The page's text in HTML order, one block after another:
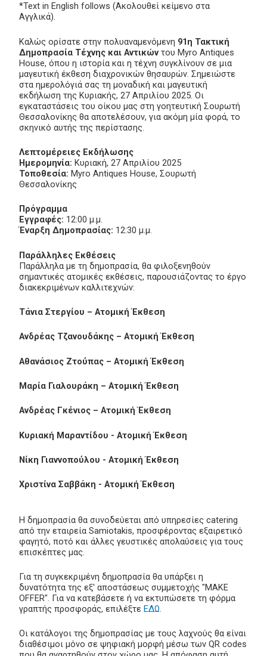
*Text in English follows (Ακολουθεί κείμενο στα
Αγγλικά).
Καλώς ορίσατε στην πολυαναμενόμενη 91η Τακτική
Δημοπρασία Τέχνης και Αντικών του Myro Antiques
House, όπου η ιστορία και η τέχνη συγκλίνουν σε μια
μαγευτική έκθεση διαχρονικών θησαυρών. Σημειώστε
στα ημερολόγιά σας τη μοναδική και μαγευτική
εκδήλωση της Κυριακής, 27 Απριλίου 2025. Οι
εγκαταστάσεις του οίκου μας στη γοητευτική Σουρωτή
Θεσσαλονίκης θα αποτελέσουν, για ακόμη μία φορά, το
σκηνικό αυτής της περίστασης.
Λεπτομέρειες Εκδήλωσης
Ημερομηνία: Κυριακή, 27 Απριλίου 2025
Τοποθεσία: Myro Antiques House, Σουρωτή
Θεσσαλονίκης
Πρόγραμμα
Εγγραφές: 12:00 μ.μ.
Έναρξη Δημοπρασίας: 12:30 μ.μ.
Παράλληλες Εκθέσεις
Παράλληλα με τη δημοπρασία, θα φιλοξενηθούν
σημαντικές ατομικές εκθέσεις, παρουσιάζοντας το έργο
διακεκριμένων καλλιτεχνών:
Τάνια Στεργίου – Ατομική Έκθεση
Ανδρέας Τζανουδάκης – Ατομική Έκθεση
Αθανάσιος Ζτούπας – Ατομική Έκθεση
Μαρία Γιαλουράκη – Ατομική Έκθεση
Ανδρέας Γκένιος – Ατομική Έκθεση
Κυριακή Μαραντίδου - Ατομική Έκθεση
Νίκη Γιαννοπούλου - Ατομική Έκθεση
Χριστίνα Σαββάκη - Ατομική Έκθεση
Η δημοπρασία θα συνοδεύεται από υπηρεσίες catering
από την εταιρεία Samiotakis, προσφέροντας εξαιρετικό
φαγητό, ποτό και άλλες γευστικές απολαύσεις για τους
επισκέπτες μας.
Για τη συγκεκριμένη δημοπρασία θα υπάρξει η
δυνατότητα της εξ' αποστάσεως συμμετοχής "MAKE
OFFER". Για να κατεβάσετε ή να εκτυπώσετε τη φόρμα
γραπτής προσφοράς, επιλέξτε ΕΔΩ.
Οι κατάλογοι της δημοπρασίας με τους λαχνούς θα είναι
διαθέσιμοι μόνο σε ψηφιακή μορφή μέσω των QR codes